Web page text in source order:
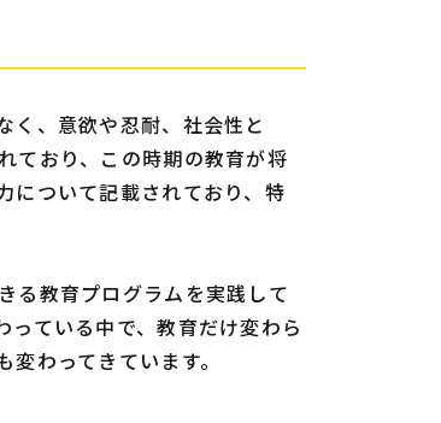
く、意欲や忍耐、社会性と
ており、この時期の教育が将
について記載されており、特
る教育プログラムを実践して
ている中で、教育だけ変わら
わってきています。